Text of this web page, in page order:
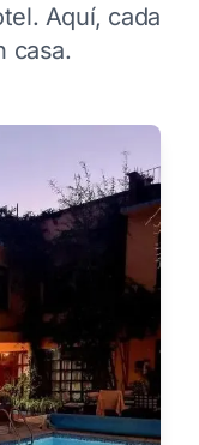
Aquí, cada
casa.